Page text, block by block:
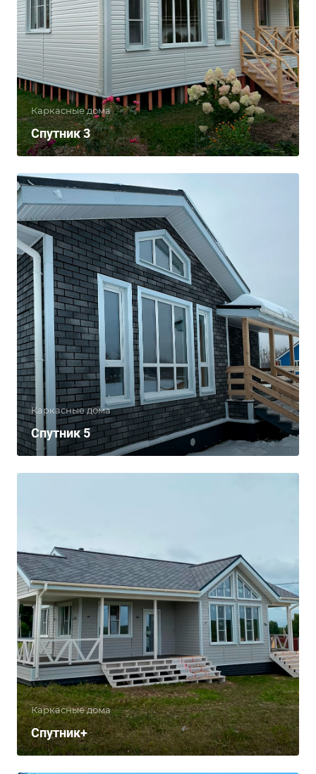
Каркасные дома
Спутник 3
Каркасные дома
Спутник 5
Каркасные дома
Спутник+